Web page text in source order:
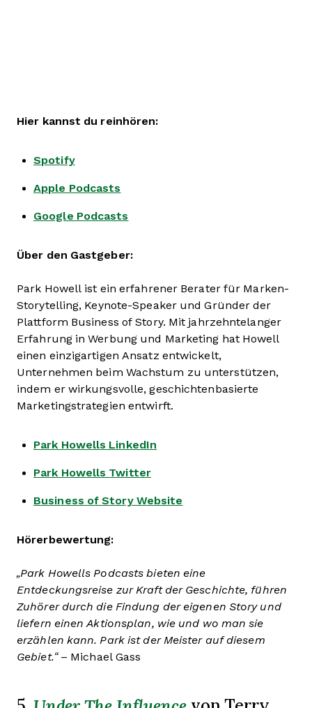
Hier kannst du reinhören:
Spotify
Apple Podcasts
Google Podcasts
Über den Gastgeber:
Park Howell ist ein erfahrener Berater für Marken-
Storytelling, Keynote-Speaker und Gründer der
Plattform Business of Story. Mit jahrzehntelanger
Erfahrung in Werbung und Marketing hat Howell
einen einzigartigen Ansatz entwickelt,
Unternehmen beim Wachstum zu unterstützen,
indem er wirkungsvolle, geschichtenbasierte
Marketingstrategien entwirft.
Park Howells LinkedIn
Park Howells Twitter
Business of Story Website
Hörerbewertung:
„Park Howells Podcasts bieten eine
Entdeckungsreise zur Kraft der Geschichte, führen
Zuhörer durch die Findung der eigenen Story und
liefern einen Aktionsplan, wie und wo man sie
erzählen kann. Park ist der Meister auf diesem
Gebiet.“– Michael Gass